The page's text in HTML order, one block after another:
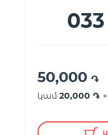
50,000 ֏
կամ 20,000 ֏